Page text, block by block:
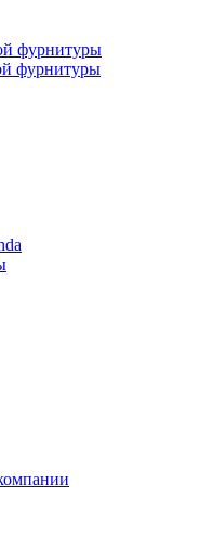
фурнитуры
фурнитуры